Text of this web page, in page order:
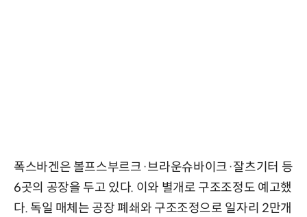
폭스바겐은 볼프스부르크·브라운슈바이크·잘츠기터 등
6곳의 공장을 두고 있다. 이와 별개로 구조조정도 예고했
다. 독일 매체는 공장 폐쇄와 구조조정으로 일자리 2만개